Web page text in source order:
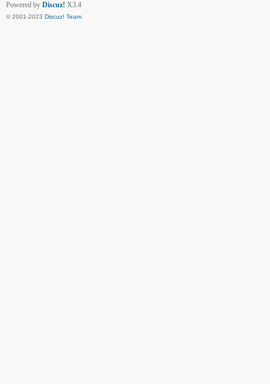
Powered by Discuz! X3.4
© 2001-2023 Discuz! Team